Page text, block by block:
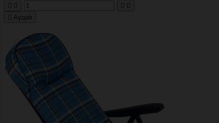
   
 Αγορά